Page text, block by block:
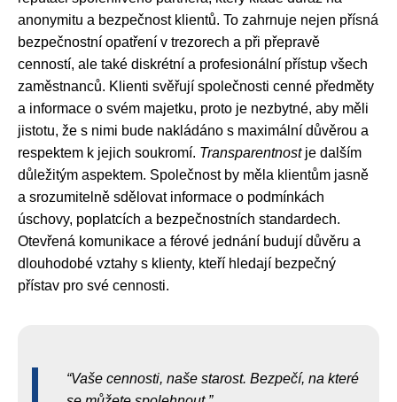
anonymitu a bezpečnost klientů. To zahrnuje nejen přísná
bezpečnostní opatření v trezorech a při přepravě
cenností, ale také diskrétní a profesionální přístup všech
zaměstnanců. Klienti svěřují společnosti cenné předměty
a informace o svém majetku, proto je nezbytné, aby měli
jistotu, že s nimi bude nakládáno s maximální důvěrou a
respektem k jejich soukromí. Transparentnostje dalším
důležitým aspektem. Společnost by měla klientům jasně
a srozumitelně sdělovat informace o podmínkách
úschovy, poplatcích a bezpečnostních standardech.
Otevřená komunikace a férové jednání budují důvěru a
dlouhodobé vztahy s klienty, kteří hledají bezpečný
přístav pro své cennosti.
Vaše cennosti, naše starost. Bezpečí, na které